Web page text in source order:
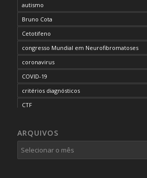
autismo
Bruno Cota
Cetotifeno
congresso Mundial em Neurofibromatoses
coronavirus
COVID-19
critérios diagnósticos
CTF
desordem do processamento auditivo
diagnóstico
dificuldades cognitivas
ARQUIVOS